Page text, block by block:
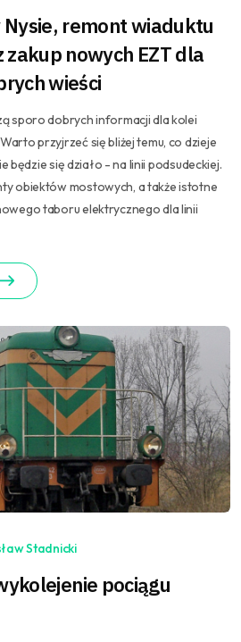
remont wiaduktu
zakup nowych EZT dla
wieści
sporo dobrych informacji dla kolei
przyjrzeć się bliżej temu, co dzieje
będzie się działo - na linii podsudeckiej.
obiektów mostowych, a także istotne
taboru elektrycznego dla linii
Stadnicki
pociągu